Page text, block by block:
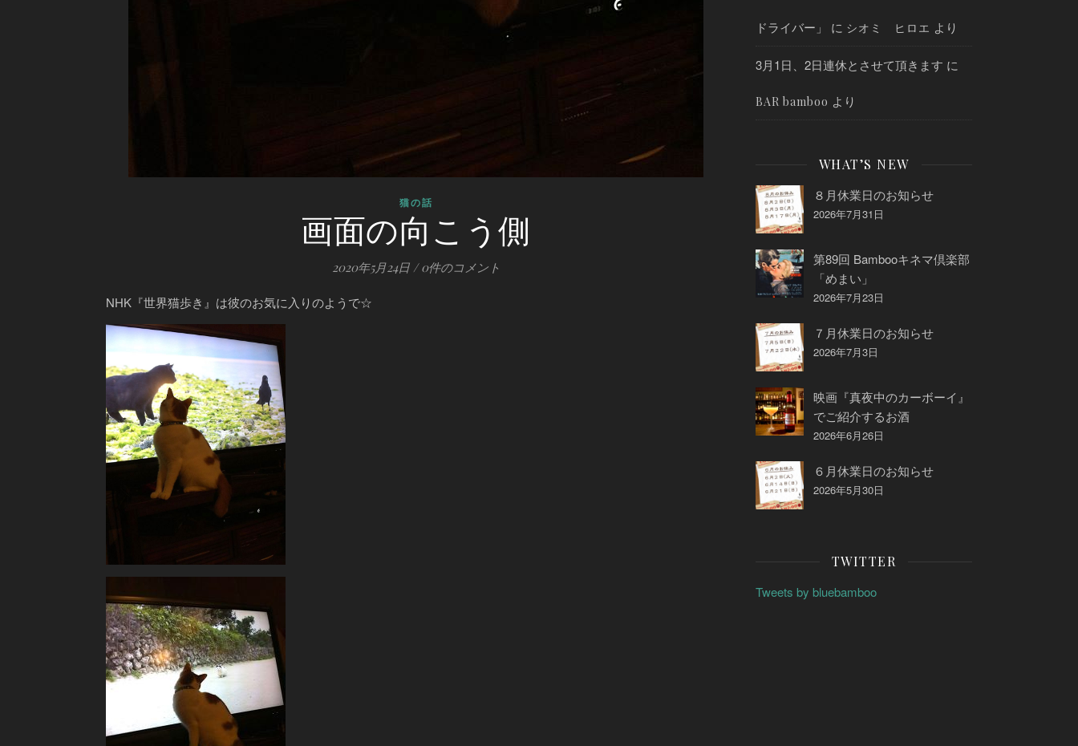
猫の話
画面の向こう側
2020年5月24日 / 0件のコメント
NHK『世界猫歩き』は彼のお気に入りのようで☆
ドライバー」 に シオミ ヒロエ より
3月1日、2日連休とさせて頂きます に
BAR bamboo より
WHAT’S NEW
８月休業日のお知らせ
2026年7月31日
第89回 Bambooキネマ倶楽部
「めまい」
2026年7月23日
７月休業日のお知らせ
2026年7月3日
映画『真夜中のカーボーイ』
でご紹介するお酒
2026年6月26日
６月休業日のお知らせ
2026年5月30日
TWITTER
Tweets by bluebamboo